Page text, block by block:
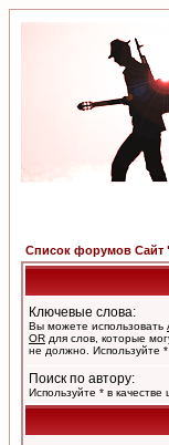
Список форумов Сайт
Ключевые слова:
Вы можете использовать
OR для слов, которые
не должно. Используйте *
Поиск по автору:
Используйте * в